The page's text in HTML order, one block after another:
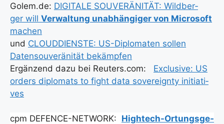
Golem.de: DIGITALE SOUVERÄNITÄT: Wild­ber­
ger will Ver­wal­tung unab­hän­gi­ger von Micro­soft
machen
und CLOUDDIENSTE: US-Diplo­ma­ten sol­len
Daten­sou­ve­rä­ni­tät bekämp­fen
Ergän­zend dazu bei Reuters.com: Exclu­si­ve: US
orders diplo­mats to fight data sove­reig­n­ty initia­ti­
ves
cpm DEFENCE-NETWORK: High­tech-Ortungs­ge­